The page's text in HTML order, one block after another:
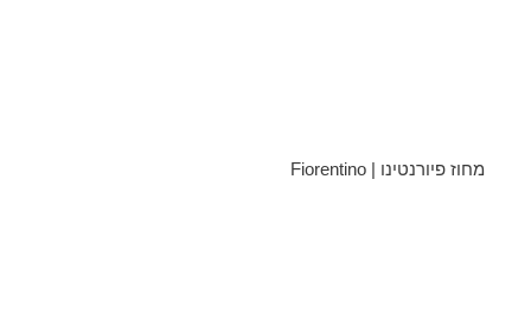
מחוז פיורנטינו | Fiorentino